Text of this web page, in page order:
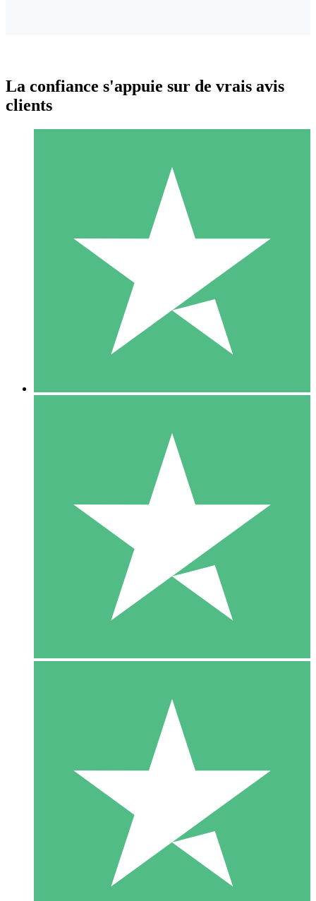
Packs de Crédits Individuels
Payez à l'utilisation avec des crédits de téléchargement. Sans
1 Téléchargement
10 00
10 Téléchargements
20 00
La confiance s'appuie sur de vrais avis
clients